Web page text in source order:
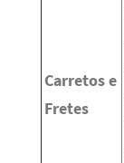
Carretos e
Fretes